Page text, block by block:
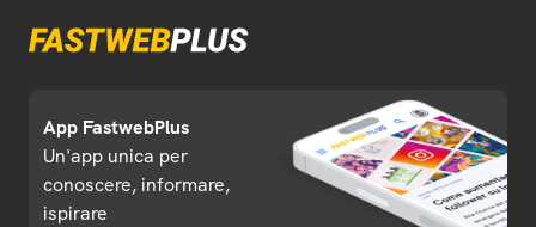
App FastwebPlus
Un'app unica per
conoscere, informare,
ispirare